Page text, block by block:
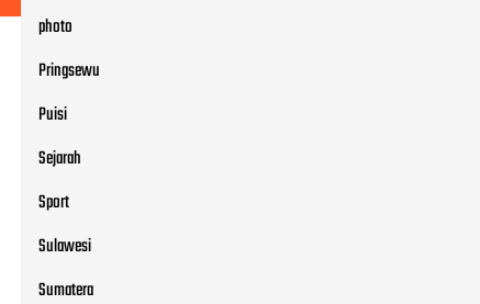
photo
Pringsewu
Puisi
Sejarah
Sport
Sulawesi
Sumatera